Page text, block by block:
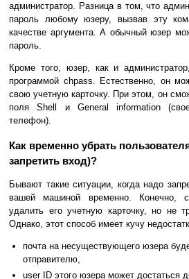
администратор. Разница в том, что
пароль любому юзеру, вызвав эту
качестве аргумента. А обычный юзер
пароль.
Кроме того, юзер, как и
программой chpass. Естественно, он
свою учетную карточку. При этом, он
поля Shell и General information
телефон).
Как временно убрать
запретить вход)?
Бывают такие ситуации, когда надо
вашей машиной временно. Конечно,
удалить его учетную карточку, но не
Однако, этот способ имеет кучу
почта на несуществующего юзера
отправителю,
user ID этого юзера может достаться